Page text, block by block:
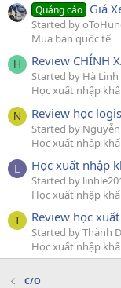
Quảng cáo Giá
Started by
Mua bán quốc tế
H Review CHÍNH
Started by Hà Linh
Học xuất nhập
N Review học
Started by
Học xuất nhập
L Học xuất nhập
Started by
Học xuất nhập
T Review học
Started by Thành
Học xuất nhập
C/O